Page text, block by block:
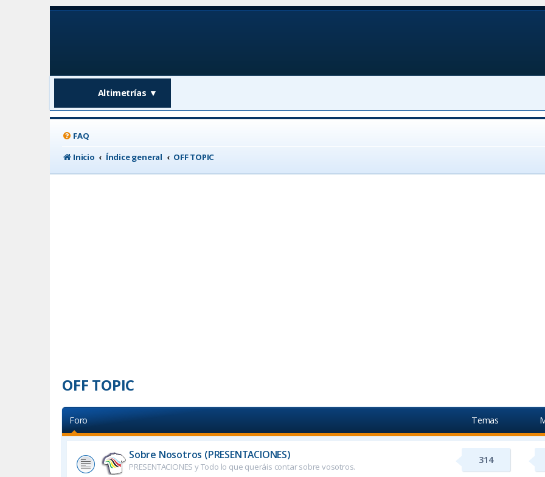
Altimetrías ▼
FAQ
Inicio
Índice general OFF TOPIC
OFF TOPIC
Foro Temas
Sobre Nosotros (PRESENTACIONES)
PRESENTACIONES y Todo lo que queráis contar sobre vosotros.
314